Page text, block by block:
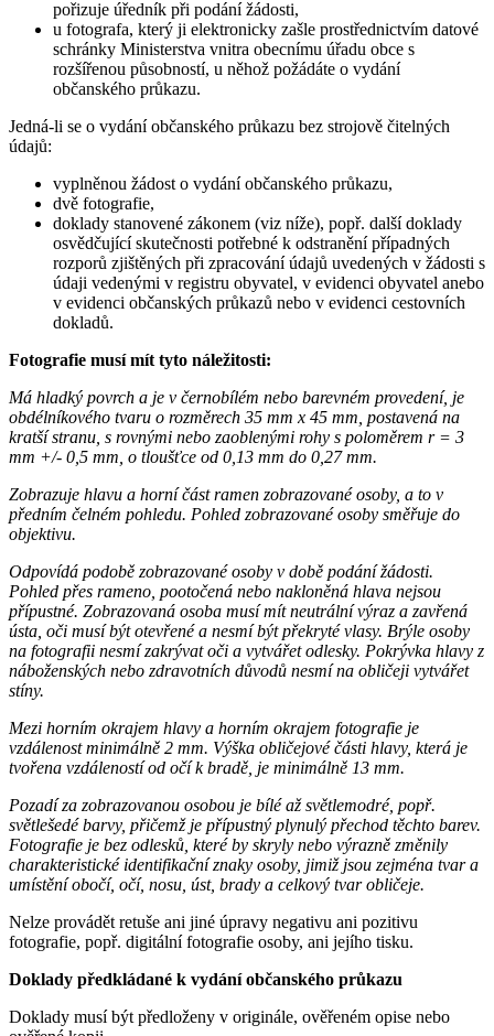
pořizuje úředník při podání žádosti,
u fotografa, který ji elektronicky zašle prostřednictvím datové
schránky Ministerstva vnitra obecnímu úřadu obce s
rozšířenou působností, u něhož požádáte o vydání
občanského průkazu.
Jedná-li se o vydání občanského průkazu bez strojově čitelných
údajů:
vyplněnou žádost o vydání občanského průkazu,
dvě fotografie,
doklady stanovené zákonem (viz níže), popř. další doklady
osvědčující skutečnosti potřebné k odstranění případných
rozporů zjištěných při zpracování údajů uvedených v žádosti s
údaji vedenými v registru obyvatel, v evidenci obyvatel anebo
v evidenci občanských průkazů nebo v evidenci cestovních
dokladů.
Fotografie musí mít tyto náležitosti:
Má hladký povrch a je v černobílém nebo barevném provedení, je
obdélníkového tvaru o rozměrech 35 mm x 45 mm, postavená na
kratší stranu, s rovnými nebo zaoblenými rohy s poloměrem r = 3
mm +/- 0,5 mm, o tloušťce od 0,13 mm do 0,27 mm.
Zobrazuje hlavu a horní část ramen zobrazované osoby, a to v
předním čelném pohledu. Pohled zobrazované osoby směřuje do
objektivu.
Odpovídá podobě zobrazované osoby v době podání žádosti.
Pohled přes rameno, pootočená nebo nakloněná hlava nejsou
přípustné. Zobrazovaná osoba musí mít neutrální výraz a zavřená
ústa, oči musí být otevřené a nesmí být překryté vlasy. Brýle osoby
na fotografii nesmí zakrývat oči a vytvářet odlesky. Pokrývka hlavy z
náboženských nebo zdravotních důvodů nesmí na obličeji vytvářet
stíny.
Mezi horním okrajem hlavy a horním okrajem fotografie je
vzdálenost minimálně 2 mm. Výška obličejové části hlavy, která je
tvořena vzdáleností od očí k bradě, je minimálně 13 mm.
Pozadí za zobrazovanou osobou je bílé až světlemodré, popř.
světlešedé barvy, přičemž je přípustný plynulý přechod těchto barev.
Fotografie je bez odlesků, které by skryly nebo výrazně změnily
charakteristické identifikační znaky osoby, jimiž jsou zejména tvar a
umístění obočí, očí, nosu, úst, brady a celkový tvar obličeje.
Nelze provádět retuše ani jiné úpravy negativu ani pozitivu
fotografie, popř. digitální fotografie osoby, ani jejího tisku.
Doklady předkládané k vydání občanského průkazu
Doklady musí být předloženy v originále, ověřeném opise nebo